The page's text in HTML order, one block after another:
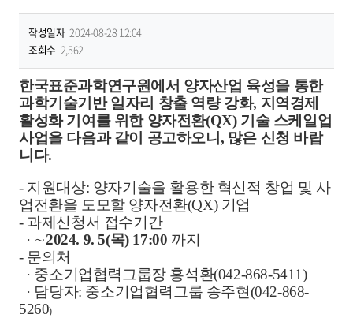
작성일자 2024-08-28 12:04
조회수 2,562
한국표준과학연구원에서 양자산업 육성을 통한
과학기술기반 일자리 창출 역량 강화, 지역경제
활성화 기여를 위한 양자전환(QX) 기술 스케일업
사업을 다음과 같이 공고하오니, 많은 신청 바랍
니다.
- 지원대상: 양자기술을 활용한 혁신적 창업 및 사
업전환을 도모할 양자전환(QX) 기업
- 과제신청서 접수기간
· ∼2024. 9. 5(목) 17:00 까지
- 문의처
· 중소기업협력그룹장 홍석환(042-868-5411)
· 담당자: 중소기업협력그룹 송주현(042-868-
5260)